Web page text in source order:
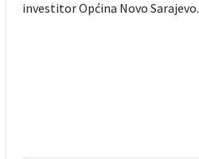
investitor Općina Novo Sarajevo.